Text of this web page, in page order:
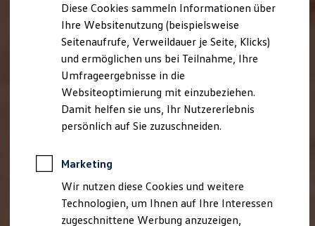
Behörden
Direktkunden
Sonderfahrzeuge
Anpfiff zum Gewinn
Elektromobilität
Elektroautos
ID. Tutorials
Elektrofahrzeugkonzepte
ID. EVERY1
Reichweite
Rekuperation
Laden unterwegs
Laden Zuhause
Ladestationen finden
Diese Cookies sammeln Informationen über
Ihre Websitenutzung (beispielsweise
Seitenaufrufe, Verweildauer je Seite, Klicks)
und ermöglichen uns bei Teilnahme, Ihre
Umfrageergebnisse in die
Websiteoptimierung mit einzubeziehen.
Damit helfen sie uns, Ihr Nutzererlebnis
persönlich auf Sie zuzuschneiden.
Marketing
Wir nutzen diese Cookies und weitere
Technologien, um Ihnen auf Ihre Interessen
zugeschnittene Werbung anzuzeigen,